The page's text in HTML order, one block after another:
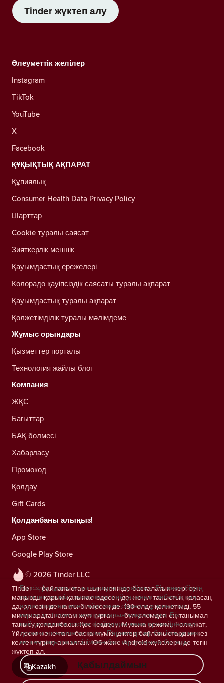
Tinder жүктеп алу
© 2026 Tinder LLC
Tinder — байланыстар шын мәнінде басталатын жер: сен
маңызды қарым-қатынас іздесең де, жеңіл таныстық қаласаң
да, әлі өзің де нақты білмесең де. 190 елде қолжетімді, 55
миллиардтан астам жұп құрған — бұл әлемдегі ең танымал
танысу қолданбасы. Қос кездесу, Музыка режимі, Төлқұжат,
Үйлесім және тағы басқа мүмкіндіктер байланыстардың кез
келген түріне арналған. iOS және Android жүйелерінде тегін
жүктеп ал.
Kazakh
Әлеуметтік желілер
Instagram
TikTok
YouTube
X
Facebook
ҚҰҚЫҚТЫҚ АҚПАРАТ
Құпиялық
Consumer Health Data Privacy Policy
Шарттар
Cookie туралы саясат
Зияткерлік меншік
Қауымдастық ережелері
Колорадо қауіпсіздік саясаты туралы ақпарат
Қауымдастық туралы ақпарат
Қолжетімділік туралы мәлімдеме
Жұмыс орындары
Қызметтер порталы
Технология жайлы блог
Компания
ЖҚС
Бағыттар
БАҚ бөлмесі
Хабарласу
Промокод
Қолдау
Gift Cards
Қолданбаны алыңыз!
App Store
Google Play Store
Біз сіздің құпиялылығыңызды сақтаймыз. Біз және біздің
серіктестеріміз трекерлерді пайдаланып, веб-сайттың
аудиториясын есептейді және сіздерге ұсыныстар
көрсетіп, Tinder операцияларын жақсартады. Біз
пайдаланатын cookie файлдары және провайдерлері
туралы қосымша ақпарат. Параметрлер бөлімінде кез
келген уақытта келісімнен бас тартуыңызға болады.
Қабылдаймын